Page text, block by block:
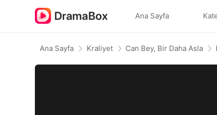
Ana Sayfa
Ana Sayfa Kraliyet Can Bey, Bir Daha Asla